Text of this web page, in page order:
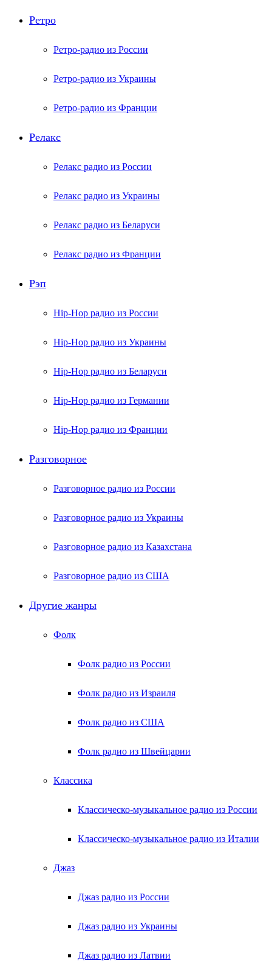
Ретро
Ретро-радио из России
Ретро-радио из Украины
Ретро-радио из Франции
Релакс
Релакс радио из России
Релакс радио из Украины
Релакс радио из Беларуси
Релакс радио из Франции
Рэп
Hip-Hop радио из России
Hip-Hop радио из Украины
Hip-Hop радио из Беларуси
Hip-Hop радио из Германии
Hip-Hop радио из Франции
Разговорное
Разговорное радио из России
Разговорное радио из Украины
Разговорное радио из Казахстана
Разговорное радио из США
Другие жанры
Фолк
Фолк радио из России
Фолк радио из Израиля
Фолк радио из США
Фолк радио из Швейцарии
Классика
Классическо-музыкальное радио из России
Классическо-музыкальное радио из Италии
Джаз
Джаз радио из России
Джаз радио из Украины
Джаз радио из Латвии